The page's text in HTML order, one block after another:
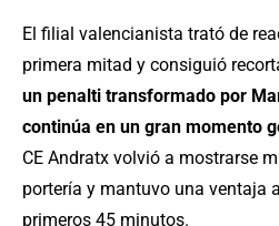
El filial valencianista trató de
primera mitad y consiguió
un penalti transformado por
continúa en un gran momento
CE Andratx volvió a mostrarse
portería y mantuvo una ventaja
primeros 45 minutos.